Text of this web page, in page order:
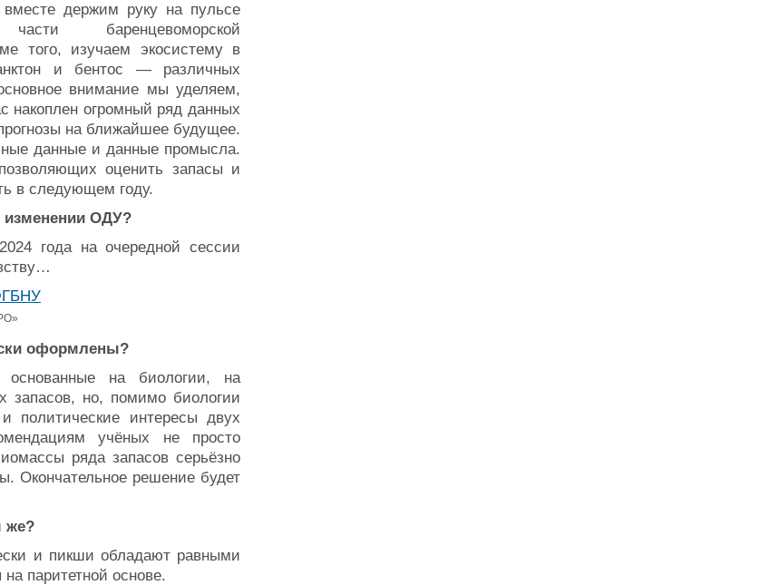
держим руку на пульсе
баренцевоморской
того, изучаем экосистему в
и бентос — различных
внимание мы уделяем,
накоплен огромный ряд данных
на ближайшее будущее.
данные и данные промысла.
оценить запасы и
в следующем году.
изменении ОДУ?
года на очередной сессии
оформлены?
на биологии, на
запасов, но, помимо биологии
политические интересы двух
учёных не просто
ряда запасов серьёзно
Окончательное решение будет
же?
и пикши обладают равными
паритетной основе.